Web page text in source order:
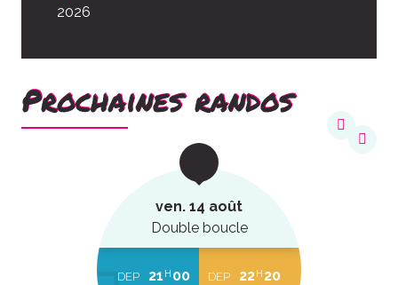
2026
Prochaines randos
ven. 14 août
Double boucle
DEP 21 H 00 DEP 22H 20